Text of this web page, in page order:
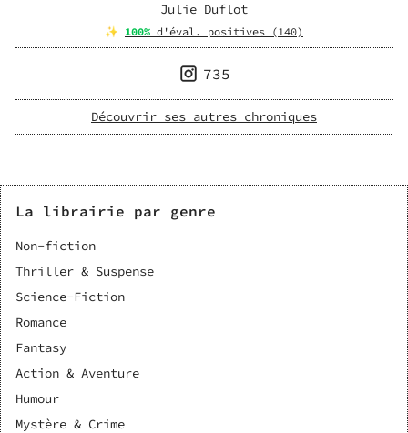
Julie Duflot
✨ 100% d'éval. positives (140)
735
Découvrir ses autres chroniques
La librairie par genre
Non-fiction
Thriller & Suspense
Science-Fiction
Romance
Fantasy
Action & Aventure
Humour
Mystère & Crime